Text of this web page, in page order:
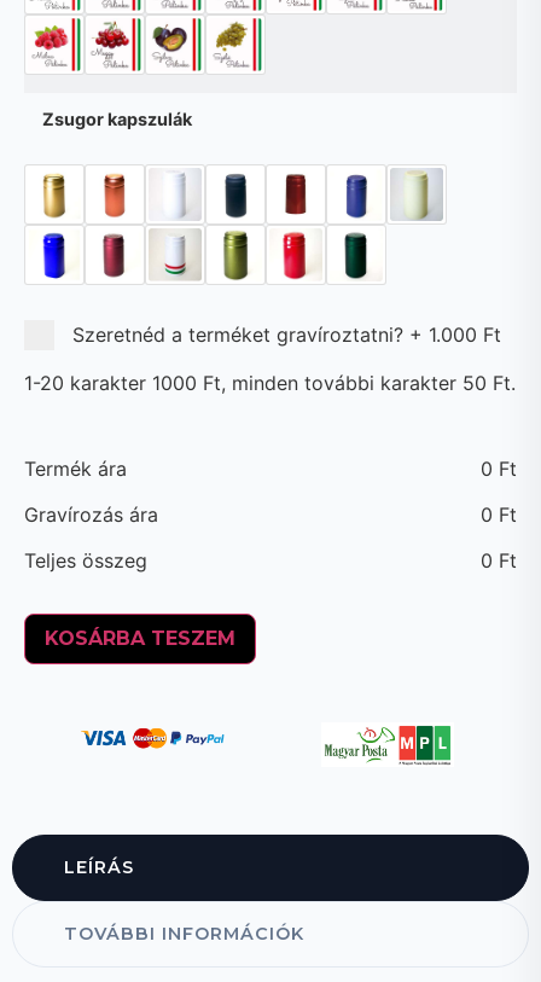
Zsugor kapszulák
Szeretnéd a terméket gravíroztatni? + 1.000 Ft
1-20 karakter 1000 Ft, minden további karakter 50 Ft.
Termék ára 0 Ft
Gravírozás ára
0 Ft
Teljes összeg
0 Ft
KOSÁRBA TESZEM
LEÍRÁS
TOVÁBBI INFORMÁCIÓK